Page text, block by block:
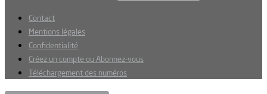
Contact
Mentions légales
Confidentialité
Créez un compte ou Abonnez-vous
Téléchargement des numéros